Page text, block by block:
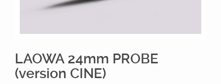
LAOWA 24mm PROBE
(version CINE)